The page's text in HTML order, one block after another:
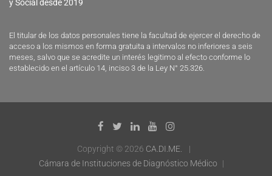
y Social desde 2019
El titular de los datos personales tiene la facultad de ejercer el derecho de
acceso a los mismos en forma gratuita a intervalos no inferiores a seis
meses, salvo que se acredite un interés legitimo al efecto conforme lo
establecido en el artículo 14, inciso 3 de la Ley N° 25.326.
Copyright © 2026 CA.DI.ME.
Cámara de Instituciones de Diagnóstico Médico